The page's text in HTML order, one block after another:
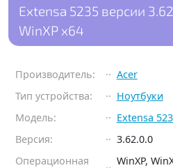
Extensa 5235 версии
WinXP x64
Производитель:
Acer
Тип устройства:
Ноутбуки
Модель:
Extensa
Версия:
3.62.0.0
Операционная
WinXP,